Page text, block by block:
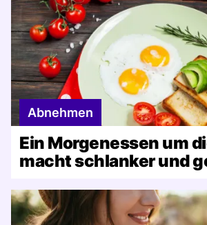
Abnehmen
Ein Morgenessen um
macht schlanker und